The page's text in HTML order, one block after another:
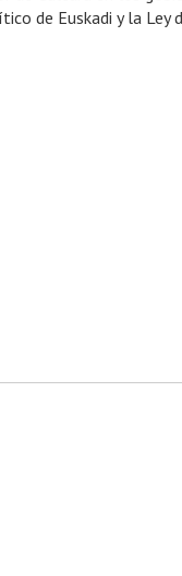
de Euskadi y la Ley